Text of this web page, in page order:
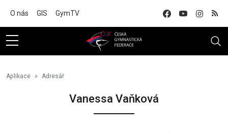
O nás GIS GymTV
Aplikace Adresář
Vanessa Vaňková